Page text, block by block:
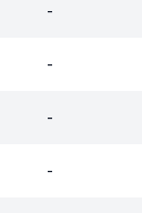
-
-
-
-